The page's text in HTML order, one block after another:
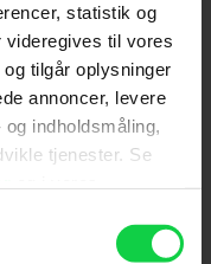
statistik og
til vores
tilgår oplysninger
annoncer, levere
indholdsmåling,
tjenester. Se